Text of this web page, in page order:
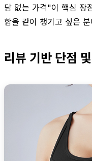
담 없는 가격"이 핵심 장
함을 같이 챙기고 싶은
리뷰 기반 단점